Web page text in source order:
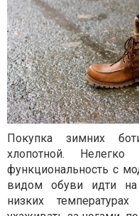
Покупка зимних
хлопотной.
функциональность с
видом обуви идти
низких